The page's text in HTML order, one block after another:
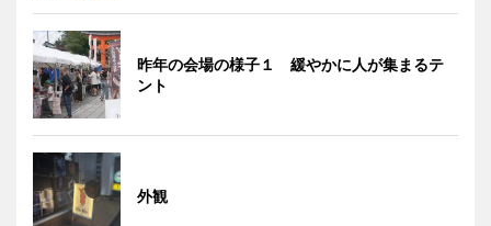
昨年の会場の様子１ 緩やかに人が集まるテ
ント
外観